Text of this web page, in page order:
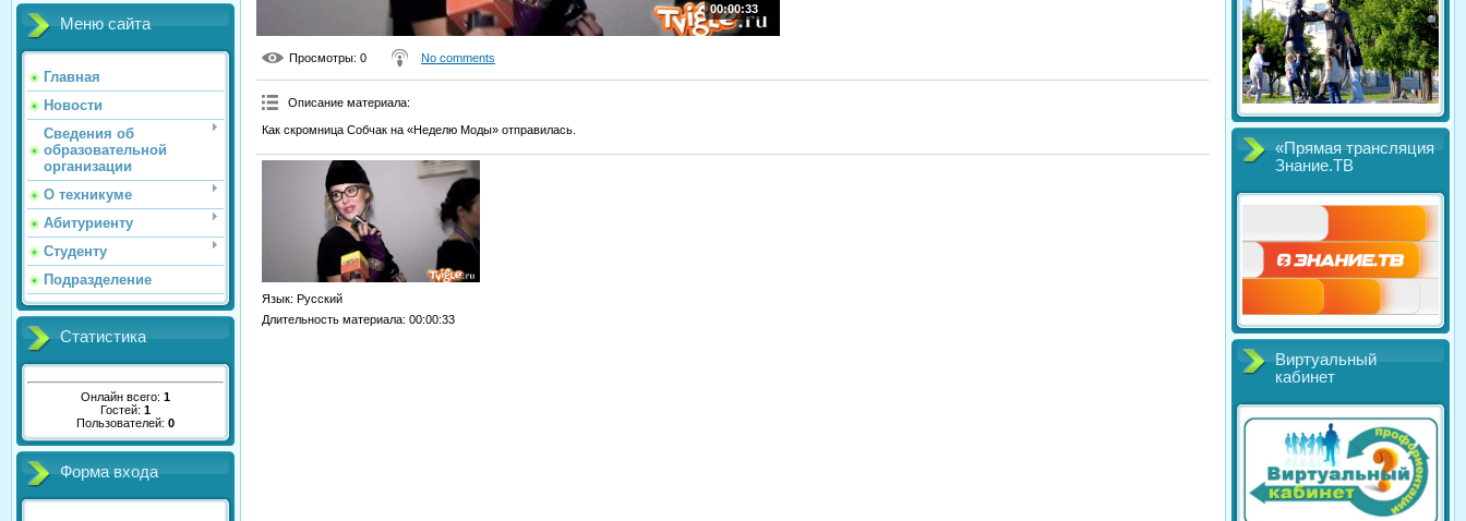
Меню сайта
Главная
Новости
Сведения об
образовательной
организации
О техникуме
Абитуриенту
Студенту
Подразделение
Статистика
Онлайн всего: 1
Гостей: 1
Пользователей: 0
Форма входа
00:00:33
Просмотры: 0 No comments
Описание материала:
Как скромница Собчак на «Неделю Моды» отправилась.
Язык: Русский
Длительность материала: 00:00:33
«Прямая трансляция
Знание.ТВ
Виртуальный
кабинет